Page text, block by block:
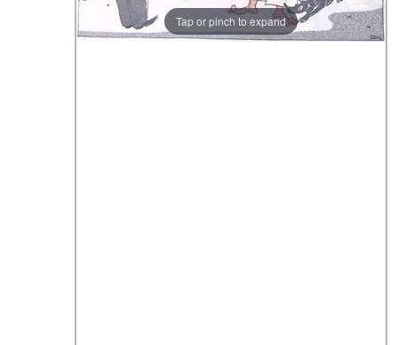
Tap or pinch to expand